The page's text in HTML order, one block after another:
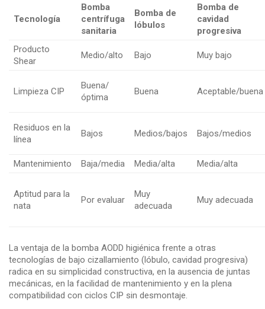
Tecnología
Bomba
centrífuga
sanitaria
Bomba de
lóbulos
Bomba de
cavidad
progresiva
Producto
Shear
Medio/alto Bajo Muy bajo
Limpieza CIP
Buena/
óptima
Buena Aceptable/buena
Residuos en la
línea
Bajos Medios/bajos Bajos/medios
Mantenimiento Baja/media Media/alta Media/alta
Aptitud para la
nata
Por evaluar
Muy
adecuada
Muy adecuada
La ventaja de la bomba AODD higiénica frente a otras
tecnologías de bajo cizallamiento (lóbulo, cavidad progresiva)
radica en su simplicidad constructiva, en la ausencia de juntas
mecánicas, en la facilidad de mantenimiento y en la plena
compatibilidad con ciclos CIP sin desmontaje.